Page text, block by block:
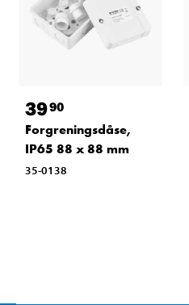
3990
Forgreningsdåse,
IP65 88 x 88 mm
35-0138